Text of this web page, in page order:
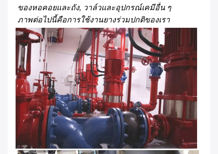
ของหอคอยและถัง, วาล์วและอุปกรณ์เคมีอื่น ๆ
ภาพต่อไปนี้คือการใช้งานยางร่วมปกติของเรา